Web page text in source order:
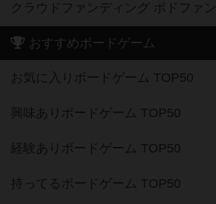
クラウドファンディング ボドファン
おすすめボードゲーム
お気に入りボードゲーム TOP50
興味ありボードゲーム TOP50
経験ありボードゲーム TOP50
持ってるボードゲーム TOP50